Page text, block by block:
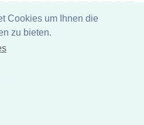
43 cm
handveredelt & coloriert
P-FISH04-043AF
cm
27,25 €
Cookies um Ihnen die
zu bieten.